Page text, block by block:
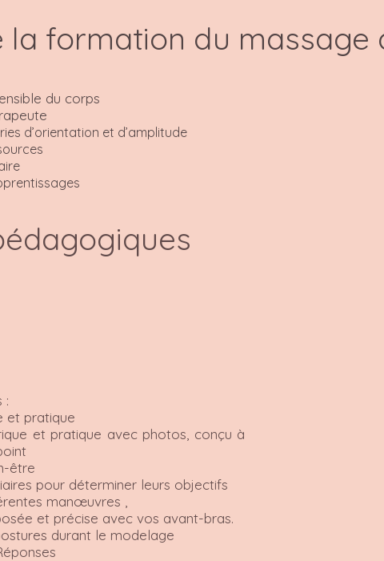
la formation du massage
du corps
d’orientation et d’amplitude
:
et pratique
et pratique avec photos, conçu à
être
pour déterminer leurs objectifs
manœuvres ,
et précise avec vos avant-bras.
durant le modelage